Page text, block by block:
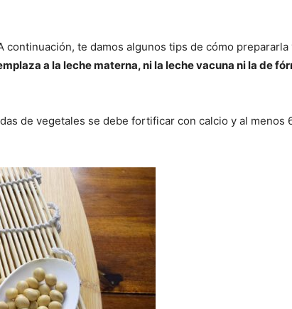
te damos algunos tips de cómo prepararla
a la leche materna, ni la leche vacuna ni la de
de vegetales se debe fortificar con calcio y al menos